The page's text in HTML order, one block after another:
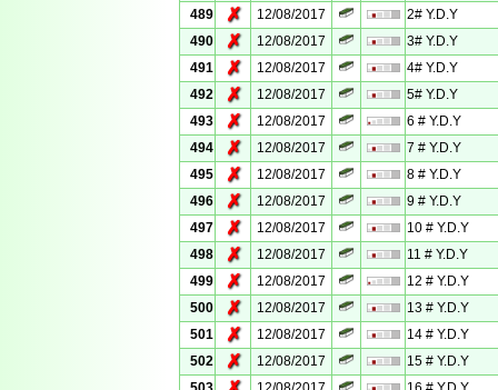
489
✗ 12/08/2017
2# Y.D.Y
490
✗ 12/08/2017
3# Y.D.Y
491
✗ 12/08/2017
4# Y.D.Y
492
✗ 12/08/2017
5# Y.D.Y
493
✗ 12/08/2017
6 # Y.D.Y
494
✗ 12/08/2017
7 # Y.D.Y
495
✗ 12/08/2017
8 # Y.D.Y
496
✗ 12/08/2017
9 # Y.D.Y
497
✗ 12/08/2017
10 # Y.D.Y
498
✗ 12/08/2017
11 # Y.D.Y
499
✗ 12/08/2017
12 # Y.D.Y
500
✗ 12/08/2017
13 # Y.D.Y
501
✗ 12/08/2017
14 # Y.D.Y
502
✗ 12/08/2017
15 # Y.D.Y